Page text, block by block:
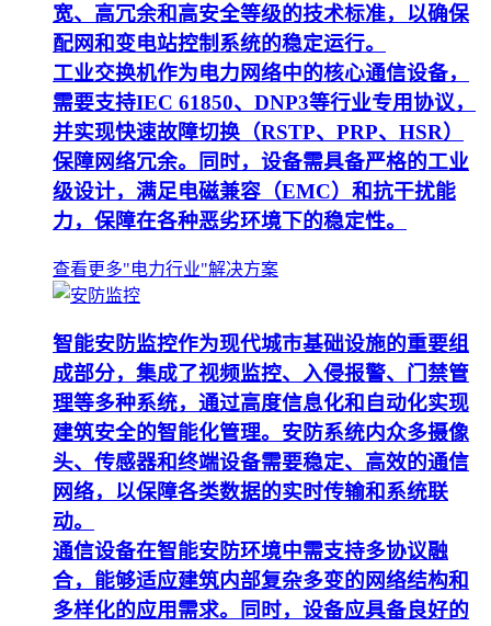
宽、高冗余和高安全等级的技术标准，以确保
配网和变电站控制系统的稳定运行。
工业交换机作为电力网络中的核心通信设备，
需要支持IEC 61850、DNP3等行业专用协议，
并实现快速故障切换（RSTP、PRP、HSR）
保障网络冗余。同时，设备需具备严格的工业
级设计，满足电磁兼容（EMC）和抗干扰能
力，保障在各种恶劣环境下的稳定性。
查看更多"电力行业"解决方案
智能安防监控作为现代城市基础设施的重要组
成部分，集成了视频监控、入侵报警、门禁管
理等多种系统，通过高度信息化和自动化实现
建筑安全的智能化管理。安防系统内众多摄像
头、传感器和终端设备需要稳定、高效的通信
网络，以保障各类数据的实时传输和系统联
动。
通信设备在智能安防环境中需支持多协议融
合，能够适应建筑内部复杂多变的网络结构和
多样化的应用需求。同时，设备应具备良好的